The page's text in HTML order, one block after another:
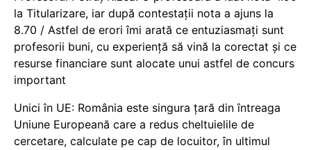
la Titularizare, iar după contestații nota a ajuns la
8.70 / Astfel de erori îmi arată ce entuziasmați sunt
profesorii buni, cu experiență să vină la corectat și ce
resurse financiare sunt alocate unui astfel de concurs
important
Unici în UE: România este singura țară din întreaga
Uniune Europeană care a redus cheltuielile de
cercetare, calculate pe cap de locuitor, în ultimul